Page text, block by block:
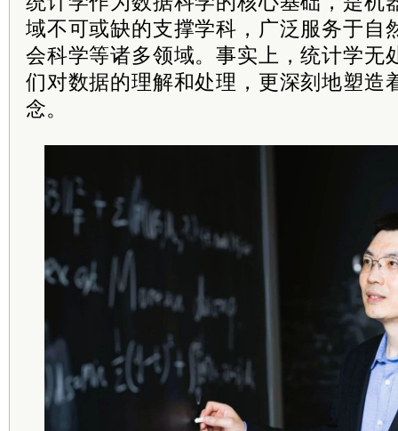
域不可或缺的支撑学科，广泛服务于自
会科学等诸多领域。事实上，统计学无
们对数据的理解和处理，更深刻地塑造
念。